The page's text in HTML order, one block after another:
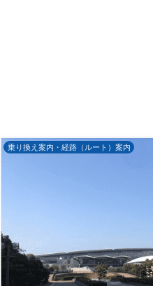
乗り換え案内・経路（ルート）案内